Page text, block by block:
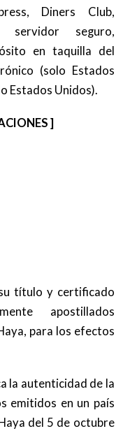
Diners Club,
seguro,
en taquilla del
(solo Estados
Estados Unidos).
]
título y certificado
apostillados
para los efectos
la autenticidad de la
emitidos en un país
del 5 de octubre